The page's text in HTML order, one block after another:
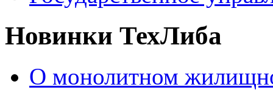
Новинки ТехЛиба
О монолитном